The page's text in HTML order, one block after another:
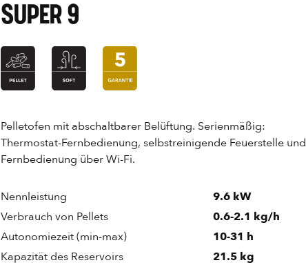
SUPER 9
Pelletofen mit abschaltbarer Belüftung. Serienmäßig:
Thermostat-Fernbedienung, selbstreinigende Feuerstelle und
Fernbedienung über Wi-Fi.
Nennleistung
9.6 kW
Verbrauch von Pellets
0.6-2.1 kg/h
Autonomiezeit (min-max)
10-31 h
Kapazität des Reservoirs
21.5 kg